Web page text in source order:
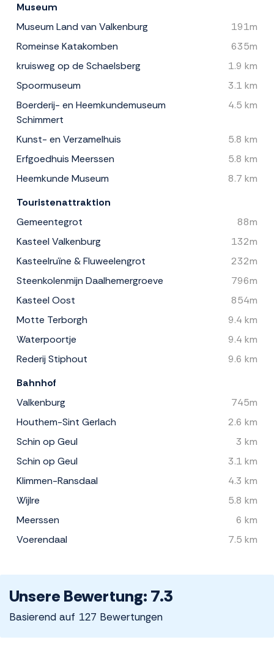
Museum
Museum Land van Valkenburg
191m
Romeinse Katakomben
635m
kruisweg op de Schaelsberg
1.9 km
Spoormuseum
3.1 km
Boerderij- en Heemkundemuseum
Schimmert
4.5 km
Kunst- en Verzamelhuis
5.8 km
Erfgoedhuis Meerssen
5.8 km
Heemkunde Museum
8.7 km
Touristenattraktion
Gemeentegrot
88m
Kasteel Valkenburg
132m
Kasteelruïne & Fluweelengrot
232m
Steenkolenmijn Daalhemergroeve
796m
Kasteel Oost
854m
Motte Terborgh
9.4 km
Waterpoortje
9.4 km
Rederij Stiphout
9.6 km
Bahnhof
Valkenburg
745m
Houthem-Sint Gerlach
2.6 km
Schin op Geul
3 km
Schin op Geul
3.1 km
Klimmen-Ransdaal
4.3 km
Wijlre
5.8 km
Meerssen
6 km
Voerendaal
7.5 km
Unsere Bewertung: 7.3
Basierend auf 127 Bewertungen